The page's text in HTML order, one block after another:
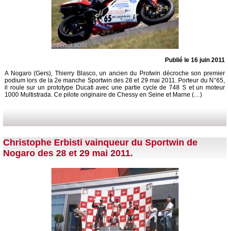
Publié le 16 juin 2011
A Nogaro (Gers), Thierry Blasco, un ancien du Protwin décroche son premier
podium lors de la 2e manche Sportwin des 28 et 29 mai 2011. Porteur du N°65,
il roule sur un prototype Ducati avec une partie cycle de 748 S et un moteur
1000 Multistrada. Ce pilote originaire de Chessy en Seine et Marne (…)
Christophe Erbisti vainqueur du Sportwin de
Nogaro des 28 et 29 mai 2011.